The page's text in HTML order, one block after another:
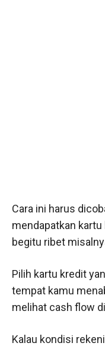
Cara ini harus
mendapatkan
begitu ribet
Pilih kartu kredit
tempat kamu
melihat cash flow
Kalau kondisi